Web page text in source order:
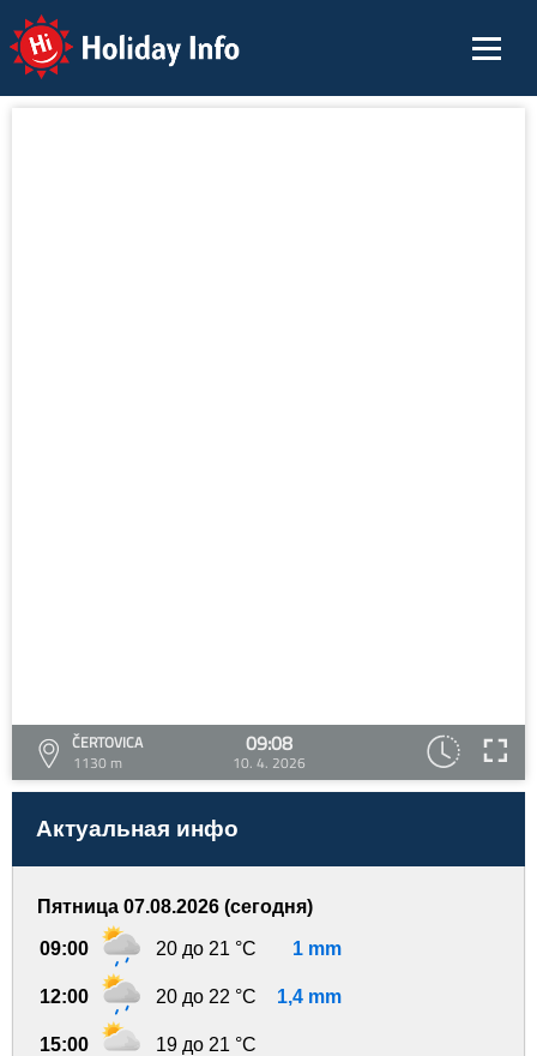
Holiday Info
ČERTOVICA
1130 m
09:08
10. 4. 2026
Актуальная инфо
Пятница 07.08.2026 (сегодня)
09:00 20 до 21 °C 1 mm
12:00 20 до 22 °C 1,4 mm
15:00 19 до 21 °C